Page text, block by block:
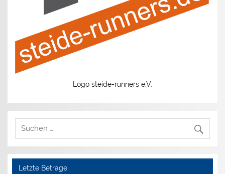
Logo steide-runners e.V.
Letzte Beträge